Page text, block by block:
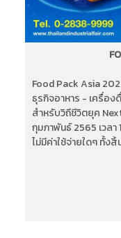
Food Pack Asia
ธุรกิจอาหาร - เครื่อ
สำหรับวิถีชีวิตยุค
กุมภาพันธ์ 2565 เวล
ไม่มีค่าใช้จ่ายใดๆ ทั้งสิ้